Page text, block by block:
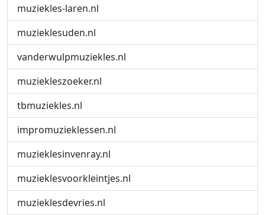
muziekles-laren.nl
muzieklesuden.nl
vanderwulpmuziekles.nl
muziekleszoeker.nl
tbmuziekles.nl
impromuzieklessen.nl
muzieklesinvenray.nl
muzieklesvoorkleintjes.nl
muzieklesdevries.nl